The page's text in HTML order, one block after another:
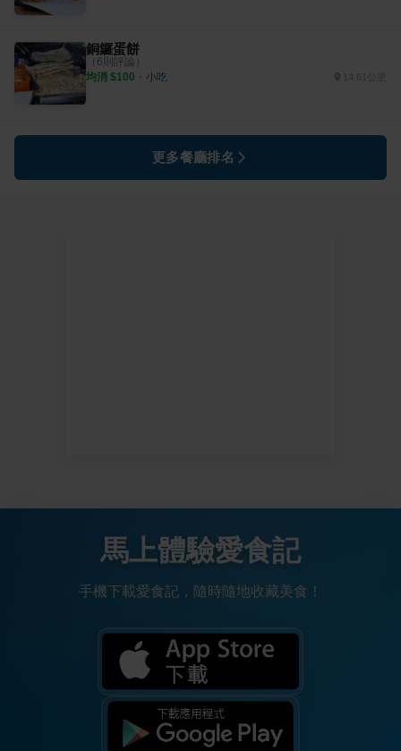
銅鑼蛋餅
（ 6則評論）
均消 $100 ・ 小吃 14.61公里
更多餐廳排名
馬上體驗愛食記
手機下載愛食記，隨時隨地收藏美食！